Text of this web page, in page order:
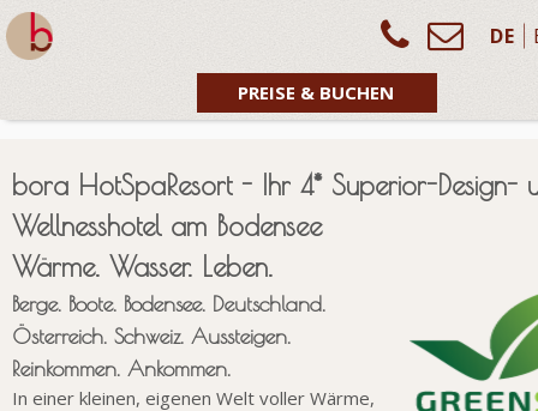
DE
PREISE & BUCHEN
bora HotSpaResort - Ihr 4* Superior-Design-
Wellnesshotel am Bodensee
Wärme. Wasser. Leben.
Berge. Boote. Bodensee. Deutschland.
Österreich. Schweiz. Aussteigen.
Reinkommen. Ankommen.
In einer kleinen, eigenen Welt voller Wärme,